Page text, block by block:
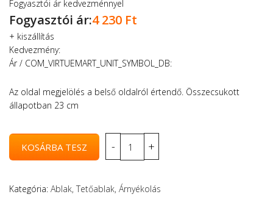
Fogyasztói ár kedvezménnyel
Fogyasztói ár:4 230 Ft
+ kiszállítás
Kedvezmény:
Ár / COM_VIRTUEMART_UNIT_SYMBOL_DB:
Az oldal megjelölés a belső oldalról értendő. Összecsukott
állapotban 23 cm
Kategória: Ablak, Tetőablak, Árnyékolás